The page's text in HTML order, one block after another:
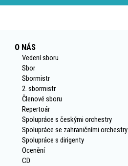
O NÁS
Vedení sboru
Sbor
Sbormistr
2. sbormistr
Členové sboru
Repertoár
Spolupráce s českými orchestry
Spolupráce se zahraničními orchestry
Spolupráce s dirigenty
Ocenění
CD